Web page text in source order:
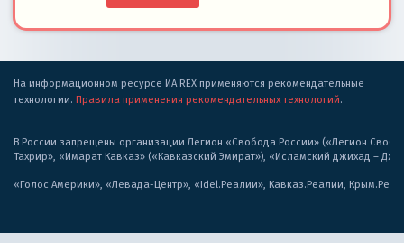
На информационном ресурсе ИА REX применяются рекомендательные
технологии. Правила применения рекомендательных технологий.
В России запрещены организации Легион «Свобода России» («Легион
Тахрир», «Имарат Кавказ» («Кавказский Эмират»), «Исламский джихад –
«Голос Америки», «Левада-Центр», «Idel.Реалии», Кавказ.Реалии,